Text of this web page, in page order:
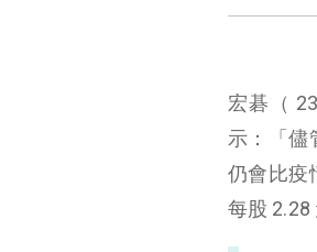
宏碁（
示：「儘
仍會比疫
每股 2.28